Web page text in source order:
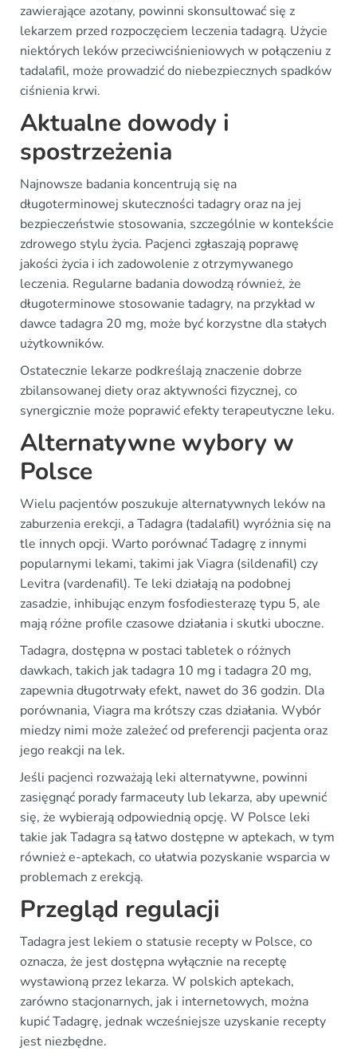
zawierające azotany, powinni skonsultować się z
lekarzem przed rozpoczęciem leczenia tadagrą. Użycie
niektórych leków przeciwciśnieniowych w połączeniu z
tadalafil, może prowadzić do niebezpiecznych spadków
ciśnienia krwi.
Aktualne dowody i
spostrzeżenia
Najnowsze badania koncentrują się na
długoterminowej skuteczności tadagry oraz na jej
bezpieczeństwie stosowania, szczególnie w kontekście
zdrowego stylu życia. Pacjenci zgłaszają poprawę
jakości życia i ich zadowolenie z otrzymywanego
leczenia. Regularne badania dowodzą również, że
długoterminowe stosowanie tadagry, na przykład w
dawce tadagra 20 mg, może być korzystne dla stałych
użytkowników.
Ostatecznie lekarze podkreślają znaczenie dobrze
zbilansowanej diety oraz aktywności fizycznej, co
synergicznie może poprawić efekty terapeutyczne leku.
Alternatywne wybory w
Polsce
Wielu pacjentów poszukuje alternatywnych leków na
zaburzenia erekcji, a Tadagra (tadalafil) wyróżnia się na
tle innych opcji. Warto porównać Tadagrę z innymi
popularnymi lekami, takimi jak Viagra (sildenafil) czy
Levitra (vardenafil). Te leki działają na podobnej
zasadzie, inhibując enzym fosfodiesterazę typu 5, ale
mają różne profile czasowe działania i skutki uboczne.
Tadagra, dostępna w postaci tabletek o różnych
dawkach, takich jak tadagra 10 mg i tadagra 20 mg,
zapewnia długotrwały efekt, nawet do 36 godzin. Dla
porównania, Viagra ma krótszy czas działania. Wybór
miedzy nimi może zależeć od preferencji pacjenta oraz
jego reakcji na lek.
Jeśli pacjenci rozważają leki alternatywne, powinni
zasięgnąć porady farmaceuty lub lekarza, aby upewnić
się, że wybierają odpowiednią opcję. W Polsce leki
takie jak Tadagra są łatwo dostępne w aptekach, w tym
również e-aptekach, co ułatwia pozyskanie wsparcia w
problemach z erekcją.
Przegląd regulacji
Tadagra jest lekiem o statusie recepty w Polsce, co
oznacza, że jest dostępna wyłącznie na receptę
wystawioną przez lekarza. W polskich aptekach,
zarówno stacjonarnych, jak i internetowych, można
kupić Tadagrę, jednak wcześniejsze uzyskanie recepty
jest niezbędne.